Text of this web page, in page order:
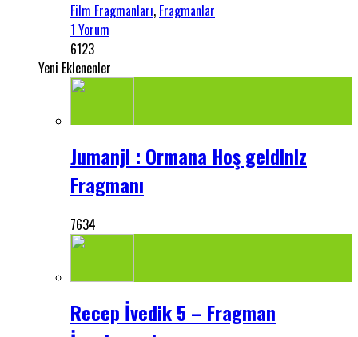
Film Fragmanları, Fragmanlar
1 Yorum
6123
Yeni Eklenenler
Jumanji : Ormana Hoş geldiniz
Fragmanı
7634
Recep İvedik 5 – Fragman